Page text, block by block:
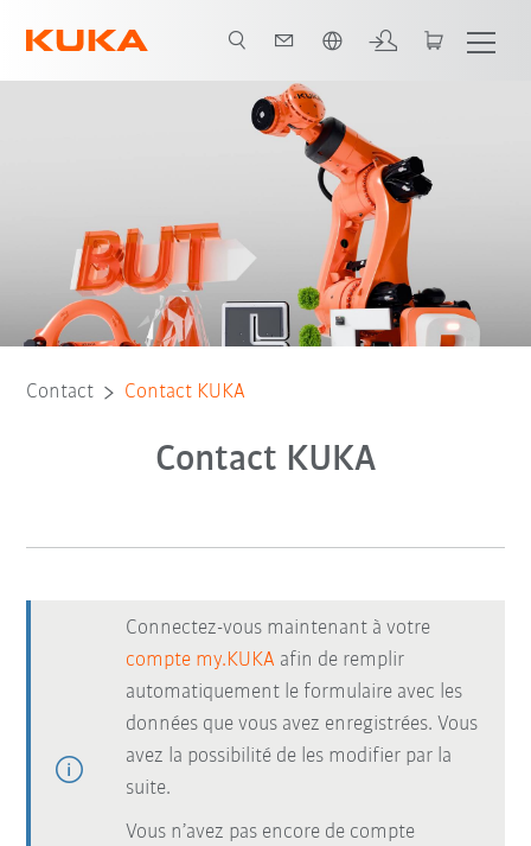
Contact Contact KUKA
Contact KUKA
Connectez-vous maintenant à votre
compte my.KUKA afin de remplir
automatiquement le formulaire avec les
données que vous avez enregistrées. Vous
avez la possibilité de les modifier par la
suite.
Vous n’avez pas encore de compte